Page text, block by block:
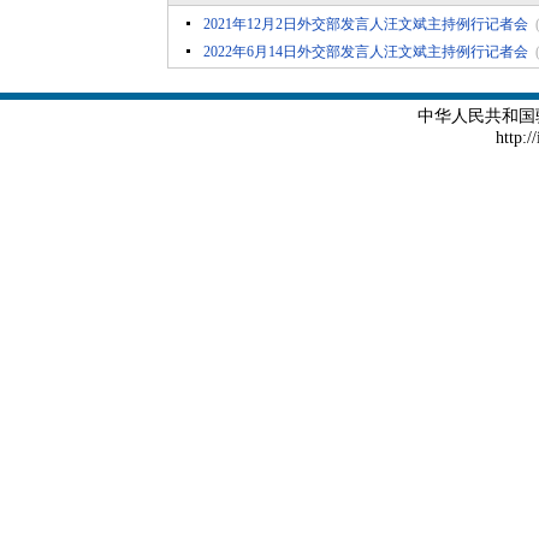
2021年12月2日外交部发言人汪文斌主持例行记者会
2022年6月14日外交部发言人汪文斌主持例行记者会
中华人民共和
http://